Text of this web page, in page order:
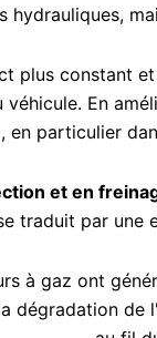
plus constant
En
, en particulier
et en
traduit par
à gaz ont
dégradation